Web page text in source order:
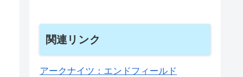
関連リンク
アークナイツ：エンドフィールド